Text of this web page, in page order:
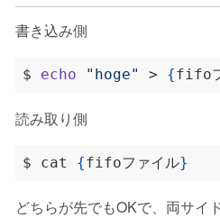
書き込み側
$ echo "hoge" > {fifo
読み取り側
$ cat {fifoファイル}
どちらが先でもOKで、両サイ